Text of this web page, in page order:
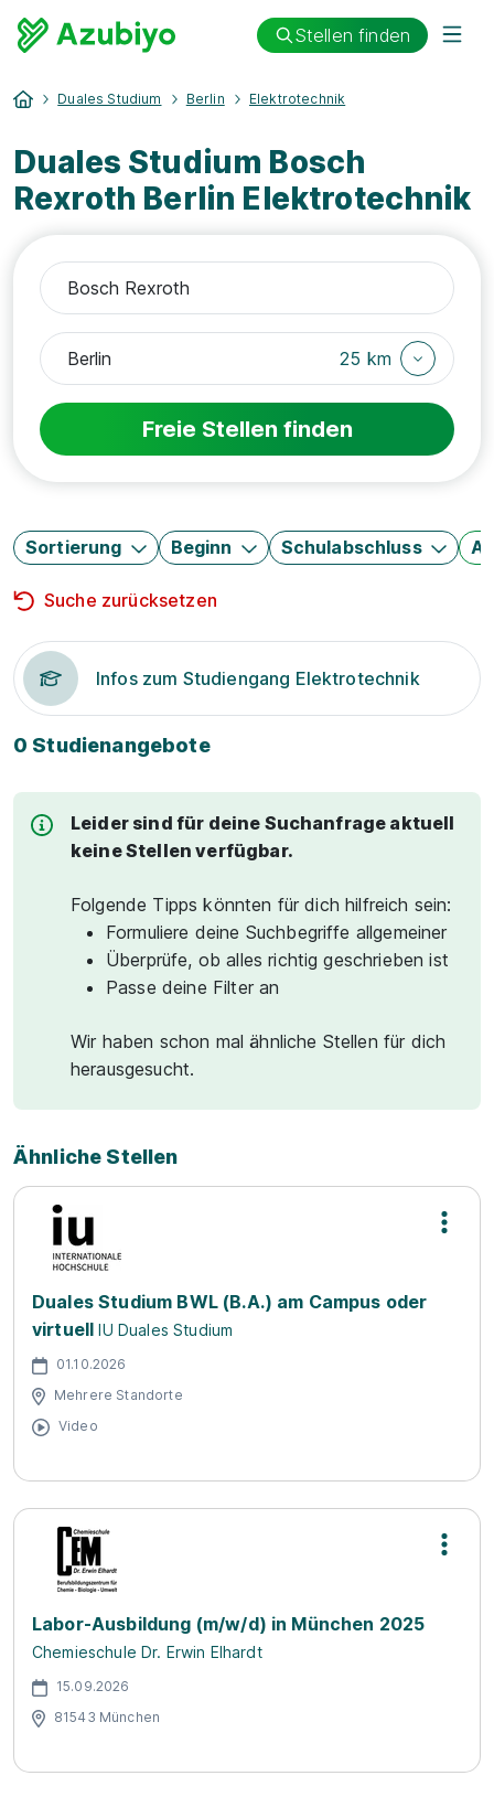
Stellen finden
Duales Studium Berlin Elektrotechnik
Duales Studium Bosch
Rexroth Berlin Elektrotechnik
25 km
Freie Stellen finden
Sortierung Beginn Schulabschluss
Suche zurücksetzen
Infos zum Studiengang Elektrotechnik
0 Studienangebote
Leider sind für deine Suchanfrage aktuell
keine Stellen verfügbar.
Folgende Tipps könnten für dich hilfreich sein:
Formuliere deine Suchbegriffe allgemeiner
Überprüfe, ob alles richtig geschrieben ist
Passe deine Filter an
Wir haben schon mal ähnliche Stellen für dich
herausgesucht.
Ähnliche Stellen
Duales Studium BWL (B.A.) am Campus oder
virtuell IU Duales Studium
01.10.2026
Mehrere Standorte
Video
Labor-Ausbildung (m/w/d) in München 2025
Chemieschule Dr. Erwin Elhardt
15.09.2026
81543 München